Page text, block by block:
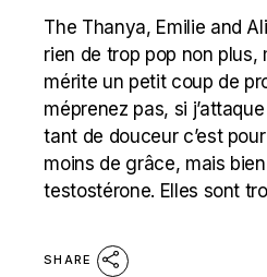
The Thanya, Emilie and
rien de trop pop non plus,
mérite un petit coup de
méprenez pas, si
tant de douceur c’est
moins de grâce, mais
testostérone. Elles sont
SHARE